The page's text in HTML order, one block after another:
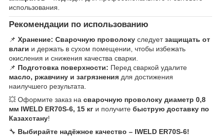
использования.
Рекомендации по использованию
📌 Хранение: Сварочную проволоку следуетзащищать от
влаги и держать в сухом помещении, чтобы избежать
окисления и снижения качества сварки.
📌 Подготовка поверхности: Перед сваркой удалите
масло, ржавчину и загрязнения для достижения
наилучшего результата.
💥 Оформите заказ на сварочную проволоку диаметр 0,8
мм IWELD ER70S-6, 15 кг и получите быструю доставку по
Казахстану!
🔧 Выбирайте надёжное качество – IWELD ER70S-6!